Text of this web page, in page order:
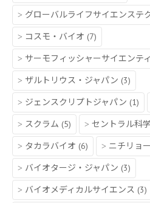
グローバルライフサイエンステ
コスモ・バイオ (7)
サーモフィッシャーサイエンテ
ザルトリウス・ジャパン (3)
ジェンスクリプトジャパン (1)
スクラム (5) セントラル科
タカラバイオ (6) ニチリョー
バイオタージ・ジャパン (3)
バイオメディカルサイエンス (3)